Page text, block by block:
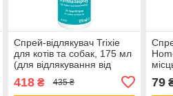
Спрей-відлякувач Trixie
для котів та собак, 175 мл
(для відлякування від
418₴ 435 ₴
мл
79